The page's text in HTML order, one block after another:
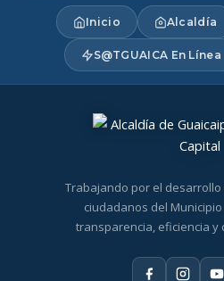
Inicio Alcaldía
S@TGUAICA En Línea
Trabajando por el
ciudadanos del
transparencia, eficiencia y